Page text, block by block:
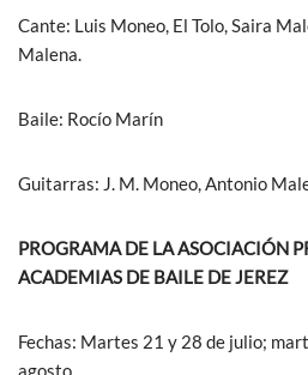
Cante: Luis Moneo, El Tolo, Saira
Malena.
Baile: Rocío Marín
Guitarras: J. M. Moneo, Antonio
PROGRAMA DE LA ASOCIACIÓN
ACADEMIAS DE BAILE DE JEREZ
Fechas: Martes 21 y 28 de julio;
agosto.